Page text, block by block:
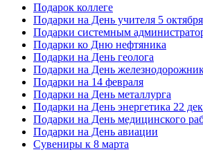
Подарок коллеге
Подарки на День учителя 5 октября
Подарки системным
Подарки ко Дню нефтяника
Подарки на День геолога
Подарки на День
Подарки на 14 февраля
Подарки на День металлурга
Подарки на День энергетика 22
Подарки на День медицинского
Подарки на День авиации
Сувениры к 8 марта